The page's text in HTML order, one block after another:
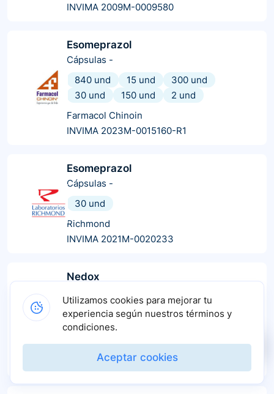
INVIMA 2009M-0009580
Esomeprazol
Cápsulas -
840 und
15 und
300 und
30 und
150 und
2 und
Farmacol Chinoin
INVIMA 2023M-0015160-R1
Esomeprazol
Cápsulas -
30 und
Richmond
INVIMA 2021M-0020233
Nedox
14 und
28 und 7 und
2 und
30 und
Lafrancol
INVIMA 2015M-0003236-R1
Utilizamos cookies para mejorar tu
experiencia según nuestros términos y
condiciones.
Aceptar cookies